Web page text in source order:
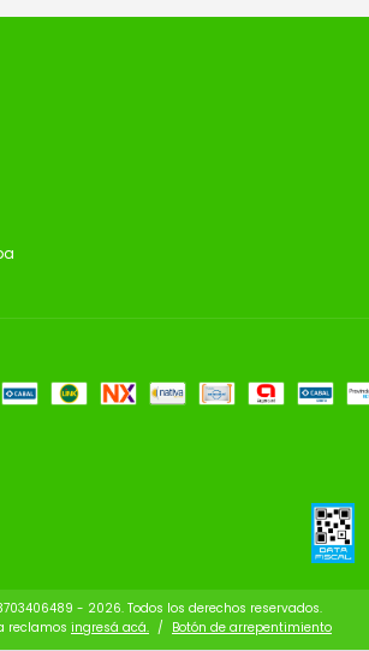
- 2026. Todos los derechos reservados.
reclamos ingresá acá. / Botón de arrepentimiento